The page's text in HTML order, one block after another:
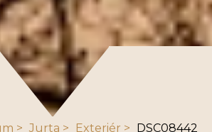
Jurta Exteriér DSC08442